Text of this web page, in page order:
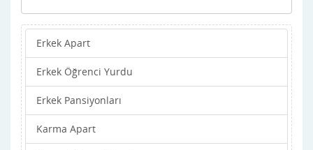
Artvin
Aydın
Balıkesir
Bartın
Batman
Erkek Apart
Erkek Öğrenci Yurdu
Erkek Pansiyonları
Karma Apart